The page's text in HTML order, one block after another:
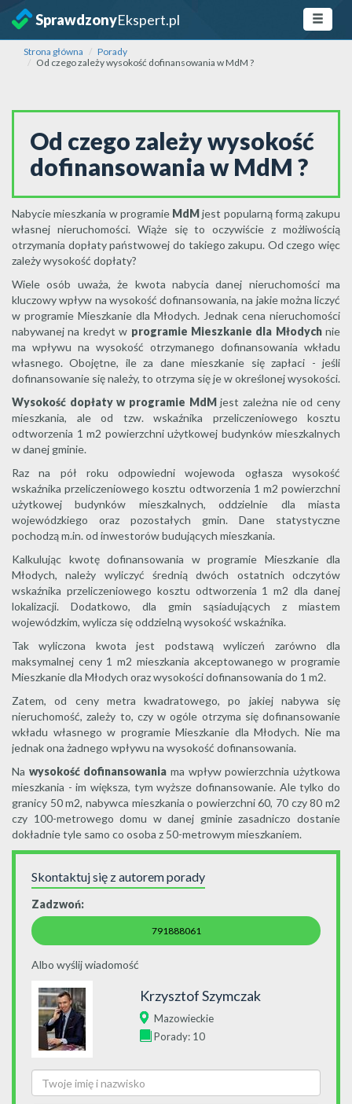
SprawdzonyEkspert.pl
Strona główna
Porady
Od czego zależy wysokość dofinansowania w MdM ?
Od czego zależy wysokość
dofinansowania w MdM ?
Nabycie mieszkania w programie MdMjest popularną formą zakupu
własnej nieruchomości. Wiąże się to oczywiście z możliwością
otrzymania dopłaty państwowej do takiego zakupu. Od czego więc
zależy wysokość dopłaty?
Wiele osób uważa, że kwota nabycia danej nieruchomości ma
kluczowy wpływ na wysokość dofinansowania, na jakie można liczyć
w programie Mieszkanie dla Młodych. Jednak cena nieruchomości
nabywanej na kredyt w programie Mieszkanie dla Młodychnie
ma wpływu na wysokość otrzymanego dofinansowania wkładu
własnego. Obojętne, ile za dane mieszkanie się zapłaci - jeśli
dofinansowanie się należy, to otrzyma się je w określonej wysokości.
Wysokość dopłaty w programie MdMjest zależna nie od ceny
mieszkania, ale od tzw. wskaźnika przeliczeniowego kosztu
odtworzenia 1 m2 powierzchni użytkowej budynków mieszkalnych
w danej gminie.
Raz na pół roku odpowiedni wojewoda ogłasza wysokość
wskaźnika przeliczeniowego kosztu odtworzenia 1 m2 powierzchni
użytkowej budynków mieszkalnych, oddzielnie dla miasta
wojewódzkiego oraz pozostałych gmin. Dane statystyczne
pochodzą m.in. od inwestorów budujących mieszkania.
Kalkulując kwotę dofinansowania w programie Mieszkanie dla
Młodych, należy wyliczyć średnią dwóch ostatnich odczytów
wskaźnika przeliczeniowego kosztu odtworzenia 1 m2 dla danej
lokalizacji. Dodatkowo, dla gmin sąsiadujących z miastem
wojewódzkim, wylicza się oddzielną wysokość wskaźnika.
Tak wyliczona kwota jest podstawą wyliczeń zarówno dla
maksymalnej ceny 1 m2 mieszkania akceptowanego w programie
Mieszkanie dla Młodych oraz wysokości dofinansowania do 1 m2.
Zatem, od ceny metra kwadratowego, po jakiej nabywa się
nieruchomość, zależy to, czy w ogóle otrzyma się dofinansowanie
wkładu własnego w programie Mieszkanie dla Młodych. Nie ma
jednak ona żadnego wpływu na wysokość dofinansowania.
Na wysokość dofinansowania ma wpływ powierzchnia użytkowa
mieszkania - im większa, tym wyższe dofinansowanie. Ale tylko do
granicy 50 m2, nabywca mieszkania o powierzchni 60, 70 czy 80 m2
czy 100-metrowego domu w danej gminie zasadniczo dostanie
dokładnie tyle samo co osoba z 50-metrowym mieszkaniem.
Skontaktuj się z autorem porady
Zadzwoń:
791888061
Albo wyślij wiadomość
Krzysztof Szymczak
Mazowieckie
Porady: 10